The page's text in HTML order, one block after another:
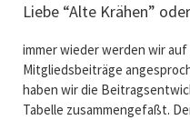
Liebe “Alte Krähen”
immer wieder werden wir
Mitgliedsbeiträge
haben wir die
Tabelle zusammengefaßt.